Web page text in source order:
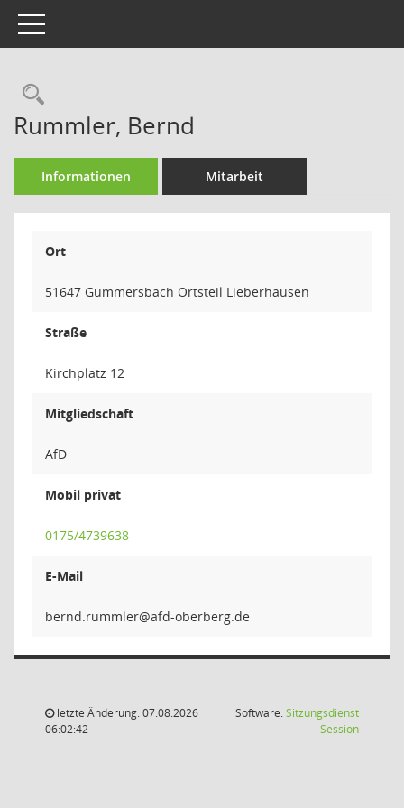
Toggle navigation
Rechercheauswahl
Rummler, Bernd
Informationen Mitarbeit
Ort
51647 Gummersbach Ortsteil Lieberhausen
Straße
Kirchplatz 12
Mitgliedschaft
AfD
Mobil privat
0175/4739638
E-Mail
relmmu
letzte Änderung: 07.08.2026
06:02:42
Software:Sitzungsdienst
Session(Wird in